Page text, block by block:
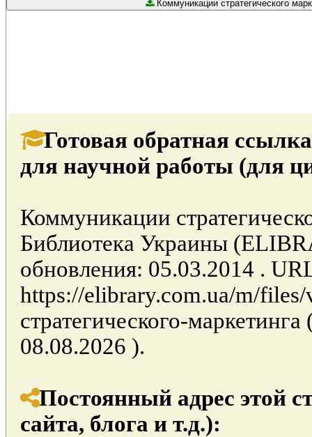
Коммуникации стратегического
Готовая обратная
для научной работы (для
Коммуникации
Библиотека Украины
обновления: 05.03.2014 .
https://elibrary.com.ua/m/
стратегического-
08.08.2026 ).
Постоянный адрес этой
сайта, блога и т.д.):